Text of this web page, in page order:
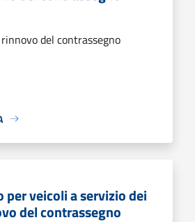
del contrassegno
per veicoli a servizio dei
del contrassegno